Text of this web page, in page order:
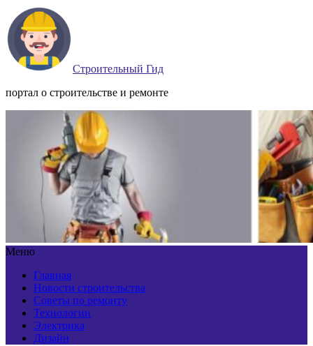
Строительный Гид
портал о строительстве и ремонте
Меню
Главная
Новости строительства
Советы по ремонту
Технологии
Электрика
Дизайн